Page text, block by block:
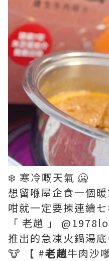
❄️ 寒冷嘅天氣 🥶
想留喺屋企食一個
咁就一定要揀連續
「 老趙 」
推出的急凍火鍋湯
🐮 【 #老趙牛肉沙